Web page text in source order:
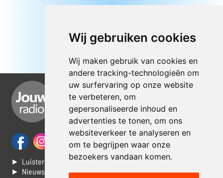
Wij gebruiken cookies
Wij maken gebruik van cookies en
andere tracking-technologieën om
uw surfervaring op onze website
te verbeteren, om
gepersonaliseerde inhoud en
advertenties te tonen, om ons
websiteverkeer te analyseren en
om te begrijpen waar onze
bezoekers vandaan komen.
► Luisteren naar Jouwradio
► Nieuws